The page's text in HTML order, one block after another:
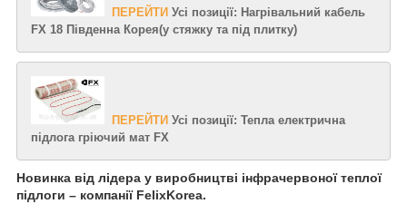
ПЕРЕЙТИ Усі позиції: Нагрівальний кабель
FX 18 Південна Корея(у стяжку та під плитку)
ПЕРЕЙТИ Усі позиції: Тепла електрична
підлога гріючий мат FX
Новинка від лідера у виробництві інфрачервоної теплої
підлоги – компанії FelixKorea.